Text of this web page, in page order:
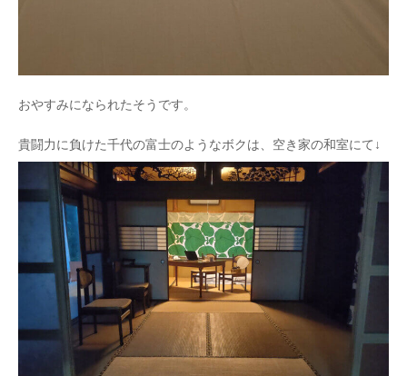
おやすみになられたそうです。
貴闘力に負けた千代の富士のようなボクは、空き家の和室にて↓